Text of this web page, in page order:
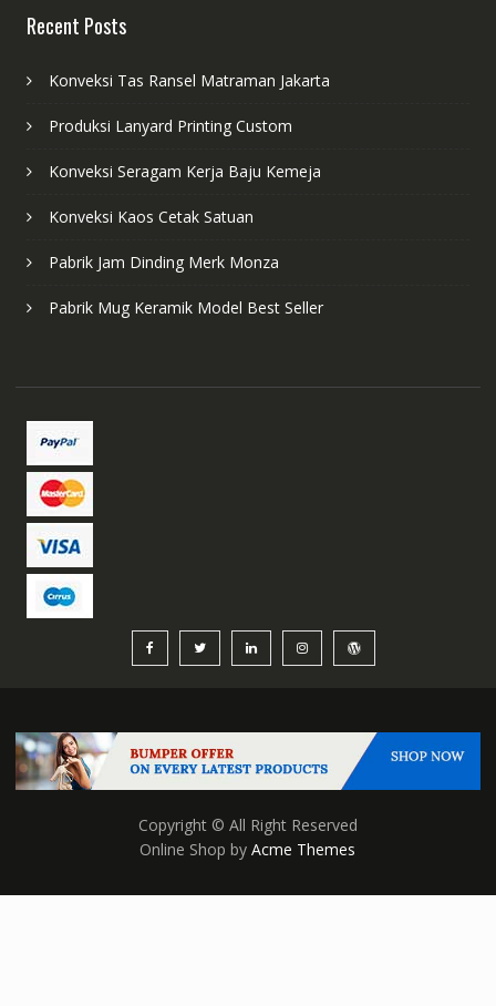
Recent Posts
Konveksi Tas Ransel Matraman Jakarta
Produksi Lanyard Printing Custom
Konveksi Seragam Kerja Baju Kemeja
Konveksi Kaos Cetak Satuan
Pabrik Jam Dinding Merk Monza
Pabrik Mug Keramik Model Best Seller
Copyright © All Right Reserved
Online Shop byAcme Themes